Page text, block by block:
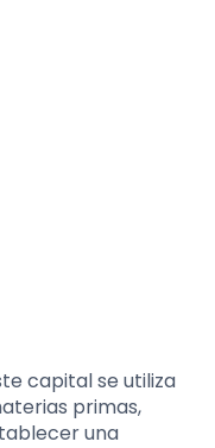
capital se utiliza
primas,
una